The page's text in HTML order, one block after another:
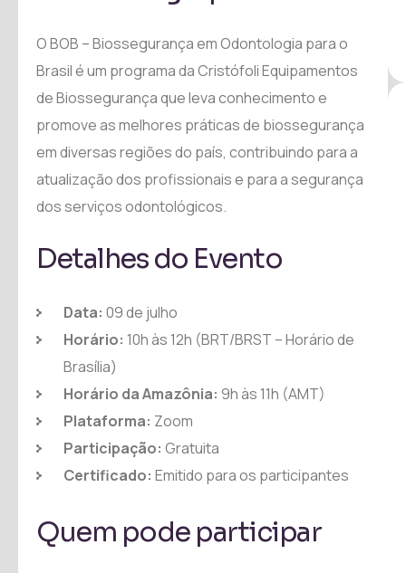
O BOB – Biossegurança em Odontologia para o
Brasil é um programa da Cristófoli Equipamentos
de Biossegurança que leva conhecimento e
promove as melhores práticas de biossegurança
em diversas regiões do país, contribuindo para a
atualização dos profissionais e para a segurança
dos serviços odontológicos.
Detalhes do Evento
Data: 09 de julho
Horário: 10h às 12h (BRT/BRST – Horário de
Brasília)
Horário da Amazônia: 9h às 11h (AMT)
Plataforma: Zoom
Participação: Gratuita
Certificado: Emitido para os participantes
Quem pode participar